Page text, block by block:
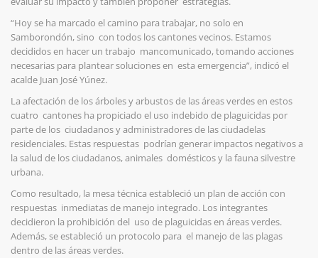
“Hoy se ha marcado el camino para trabajar, no solo en
Samborondón, sino con todos los cantones vecinos. Estamos
decididos en hacer un trabajo mancomunicado, tomando acciones
necesarias para plantear soluciones en esta emergencia”, indicó el
acalde Juan José Yúnez.
La afectación de los árboles y arbustos de las áreas verdes en estos
cuatro cantones ha propiciado el uso indebido de plaguicidas por
parte de los ciudadanos y administradores de las ciudadelas
residenciales. Estas respuestas podrían generar impactos negativos a
la salud de los ciudadanos, animales domésticos y la fauna silvestre
urbana.
Como resultado, la mesa técnica estableció un plan de acción con
respuestas inmediatas de manejo integrado. Los integrantes
decidieron la prohibición del uso de plaguicidas en áreas verdes.
Además, se estableció un protocolo para el manejo de las plagas
dentro de las áreas verdes.